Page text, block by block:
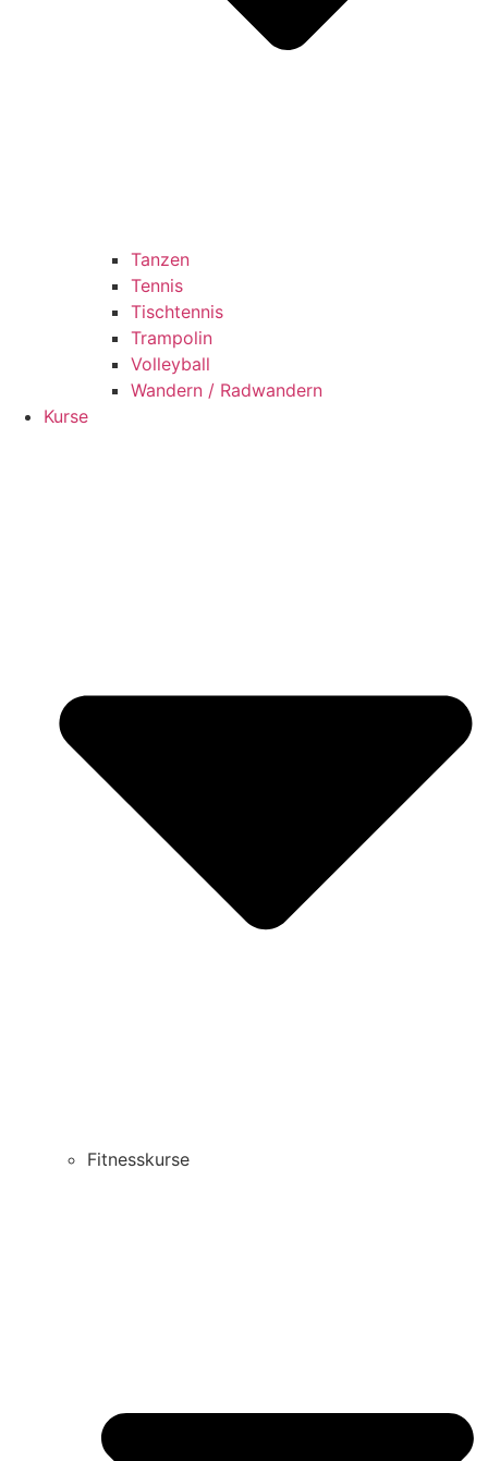
Tanzen
Tennis
Tischtennis
Trampolin
Volleyball
Wandern / Radwandern
Kurse
Fitnesskurse